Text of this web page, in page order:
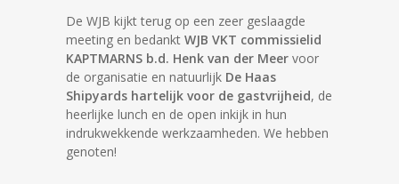
De WJB kijkt terug op een zeer geslaagde
meeting en bedankt WJB VKT commissielid
KAPTMARNS b.d. Henk van der Meer voor
de organisatie en natuurlijk De Haas
Shipyards hartelijk voor de gastvrijheid, de
heerlijke lunch en de open inkijk in hun
indrukwekkende werkzaamheden. We hebben
genoten!